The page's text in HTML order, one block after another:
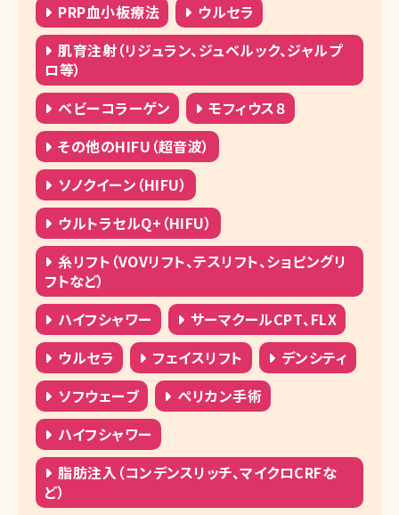
PRP血小板療法
ウルセラ
肌育注射（リジュラン、ジュベルック、ジャルプ
ロ等）
ベビーコラーゲン
モフィウス８
その他のHIFU（超音波）
ソノクイーン（HIFU）
ウルトラセルQ+（HIFU）
糸リフト（VOVリフト、テスリフト、ショピングリ
フトなど）
ハイフシャワー
サーマクールCPT、FLX
ウルセラ
フェイスリフト
デンシティ
ソフウェーブ
ペリカン手術
ハイフシャワー
脂肪注入（コンデンスリッチ、マイクロCRFな
ど）